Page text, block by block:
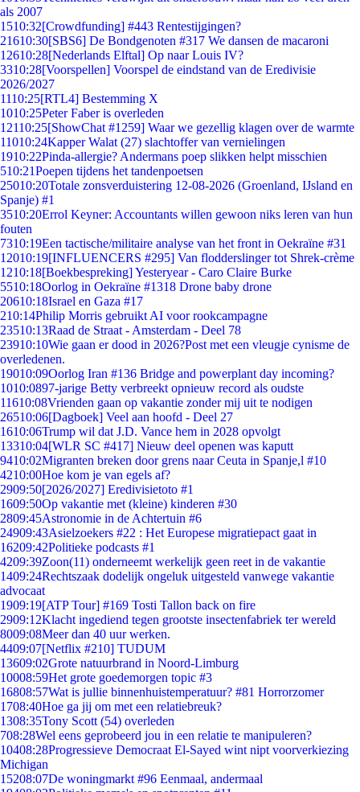
als 2007
1510:32[Crowdfunding] #443 Rentestijgingen?
21610:30[SBS6] De Bondgenoten #317 We dansen de macaroni
12610:28[Nederlands Elftal] Op naar Louis IV?
3310:28[Voorspellen] Voorspel de eindstand van de Eredivisie
2026/2027
1110:25[RTL4] Bestemming X
1010:25Peter Faber is overleden
12110:25[ShowChat #1259] Waar we gezellig klagen over de warmte
11010:24Kapper Walat (27) slachtoffer van vernielingen
1910:22Pinda-allergie? Andermans poep slikken helpt misschien
510:21Poepen tijdens het tandenpoetsen
25010:20Totale zonsverduistering 12-08-2026 (Groenland, IJsland en
Spanje) #1
3510:20Errol Keyner: Accountants willen gewoon niks leren van hun
fouten
7310:19Een tactische/militaire analyse van het front in Oekraïne #31
12010:19[INFLUENCERS #295] Van flodderslinger tot Shrek-crème
1210:18[Boekbespreking] Yesteryear - Caro Claire Burke
5510:18Oorlog in Oekraïne #1318 Drone baby drone
20610:18Israel en Gaza #17
210:14Philip Morris gebruikt AI voor rookcampagne
23510:13Raad de Straat - Amsterdam - Deel 78
23910:10Wie gaan er dood in 2026?Post met een vleugje cynisme de
overledenen.
19010:09Oorlog Iran #136 Bridge and powerplant day incoming?
1010:0897-jarige Betty verbreekt opnieuw record als oudste
11610:08Vrienden gaan op vakantie zonder mij uit te nodigen
26510:06[Dagboek] Veel aan hoofd - Deel 27
1610:06Trump wil dat J.D. Vance hem in 2028 opvolgt
13310:04[WLR SC #417] Nieuw deel openen was kaputt
9410:02Migranten breken door grens naar Ceuta in Spanje,l #10
4210:00Hoe kom je van egels af?
2909:50[2026/2027] Eredivisietoto #1
1609:50Op vakantie met (kleine) kinderen #30
2809:45Astronomie in de Achtertuin #6
24909:43Asielzoekers #22 : Het Europese migratiepact gaat in
16209:42Politieke podcasts #1
4209:39Zoon(11) onderneemt werkelijk geen reet in de vakantie
1409:24Rechtszaak dodelijk ongeluk uitgesteld vanwege vakantie
advocaat
1909:19[ATP Tour] #169 Tosti Tallon back on fire
2909:12Klacht ingediend tegen grootste insectenfabriek ter wereld
8009:08Meer dan 40 uur werken.
4409:07[Netflix #210] TUDUM
13609:02Grote natuurbrand in Noord-Limburg
10008:59Het grote goedemorgen topic #3
16808:57Wat is jullie binnenhuistemperatuur? #81 Horrorzomer
1708:40Hoe ga jij om met een relatiebreuk?
1308:35Tony Scott (54) overleden
708:28Wel eens geprobeerd jou in een relatie te manipuleren?
10408:28Progressieve Democraat El-Sayed wint nipt voorverkiezing
Michigan
15208:07De woningmarkt #96 Eenmaal, andermaal